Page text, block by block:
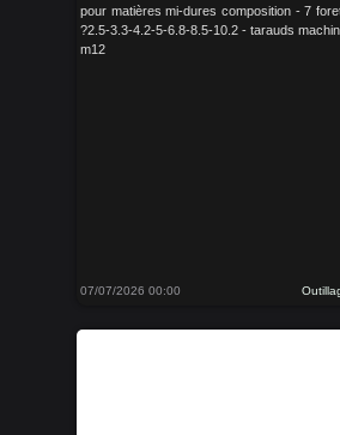
pour matières mi-dures composition - 7
?2.5-3.3-4.2-5-6.8-8.5-10.2 - tarauds
m12
07/07/2026 00:00